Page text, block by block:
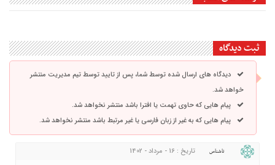
ثبت دیدگاه
دیدگاه های ارسال شده توسط شما، پس از تایید توسط تیم مدیریت منتشر
خواهد شد.
پیام هایی که حاوی تهمت یا افترا باشد منتشر نخواهد شد.
پیام هایی که به غیر از زبان فارسی یا غیر مرتبط باشد منتشر نخواهد شد.
ناشناس
تاریخ : 16 - مرداد - 1402